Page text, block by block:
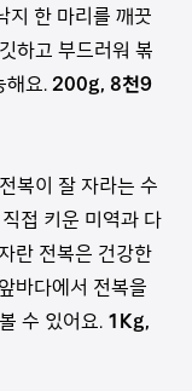
지 한 마리를 깨끗
하고 부드러워 볶
해요. 200g, 8천9
복이 잘 자라는 수
접 키운 미역과 다
란 전복은 건강한
바다에서 전복을
수 있어요. 1Kg,